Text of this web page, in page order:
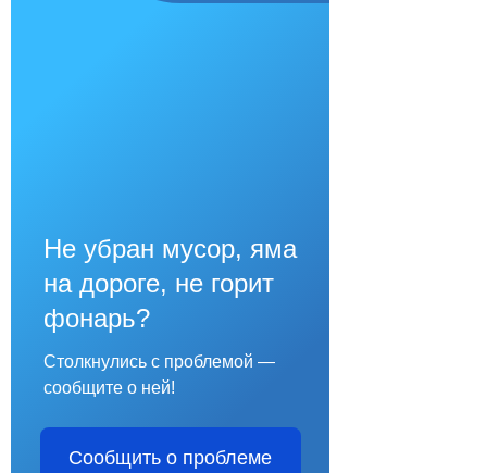
Не убран мусор, яма
на дороге, не горит
фонарь?
Столкнулись с проблемой —
сообщите о ней!
Сообщить о проблеме